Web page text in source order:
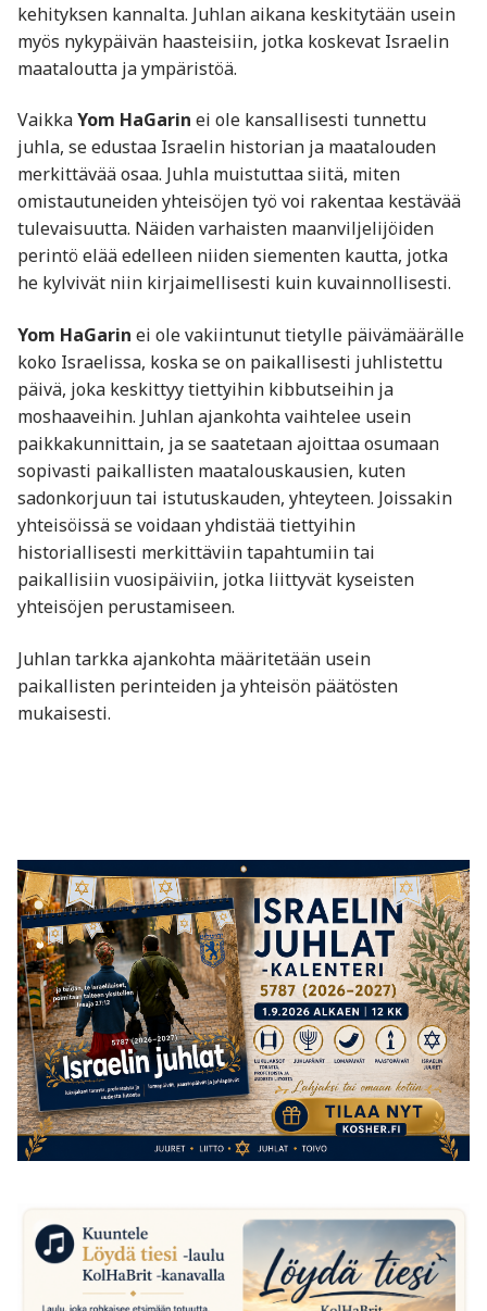
kehityksen kannalta. Juhlan aikana keskitytään usein
myös nykypäivän haasteisiin, jotka koskevat Israelin
maataloutta ja ympäristöä.
VaikkaYom HaGarin ei ole kansallisesti tunnettu
juhla, se edustaa Israelin historian ja maatalouden
merkittävää osaa. Juhla muistuttaa siitä, miten
omistautuneiden yhteisöjen työ voi rakentaa kestävää
tulevaisuutta. Näiden varhaisten maanviljelijöiden
perintö elää edelleen niiden siementen kautta, jotka
he kylvivät niin kirjaimellisesti kuin kuvainnollisesti.
Yom HaGarin ei ole vakiintunut tietylle päivämäärälle
koko Israelissa, koska se on paikallisesti juhlistettu
päivä, joka keskittyy tiettyihin kibbutseihin ja
moshaaveihin. Juhlan ajankohta vaihtelee usein
paikkakunnittain, ja se saatetaan ajoittaa osumaan
sopivasti paikallisten maatalouskausien, kuten
sadonkorjuun tai istutuskauden, yhteyteen. Joissakin
yhteisöissä se voidaan yhdistää tiettyihin
historiallisesti merkittäviin tapahtumiin tai
paikallisiin vuosipäiviin, jotka liittyvät kyseisten
yhteisöjen perustamiseen.
Juhlan tarkka ajankohta määritetään usein
paikallisten perinteiden ja yhteisön päätösten
mukaisesti.